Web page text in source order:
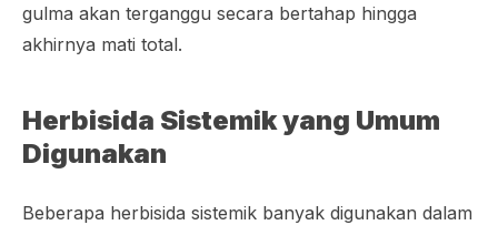
gulma akan terganggu secara bertahap hingga
akhirnya mati total.
Herbisida Sistemik yang Umum
Digunakan
Beberapa herbisida sistemik banyak digunakan dalam